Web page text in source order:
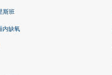
斯班
内缺氧